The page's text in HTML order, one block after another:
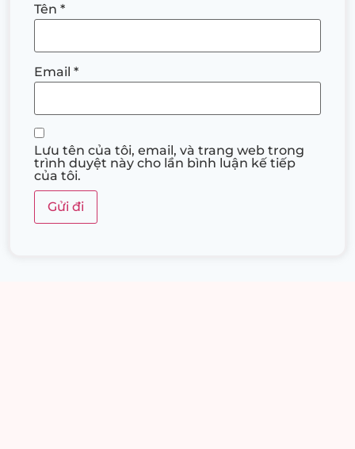
Tên *
Email *
Lưu tên của tôi, email, và trang web trong
trình duyệt này cho lần bình luận kế tiếp
của tôi.